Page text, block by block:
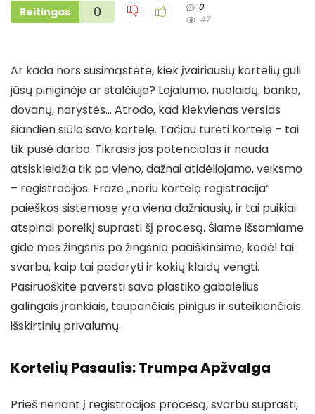
Reitingas 0
0
47
Ar kada nors susimąstėte, kiek įvairiausių kortelių guli
jūsų piniginėje ar stalčiuje? Lojalumo, nuolaidų, banko,
dovanų, narystės… Atrodo, kad kiekvienas verslas
šiandien siūlo savo kortelę. Tačiau turėti kortelę – tai
tik pusė darbo. Tikrasis jos potencialas ir nauda
atsiskleidžia tik po vieno, dažnai atidėliojamo, veiksmo
– registracijos. Fraze „noriu kortelę registracija“
paieškos sistemose yra viena dažniausių, ir tai puikiai
atspindi poreikį suprasti šį procesą. Šiame išsamiame
gide mes žingsnis po žingsnio paaiškinsime, kodėl tai
svarbu, kaip tai padaryti ir kokių klaidų vengti.
Pasiruoškite paversti savo plastiko gabalėlius
galingais įrankiais, taupančiais pinigus ir suteikiančiais
išskirtinių privalumų.
Kortelių Pasaulis: Trumpa Apžvalga
Prieš neriant į registracijos procesą, svarbu suprasti,